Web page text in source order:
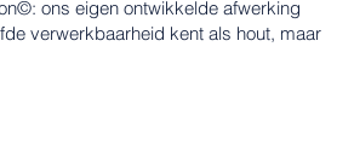
ons eigen ontwikkelde afwerking
verwerkbaarheid kent als hout, maar